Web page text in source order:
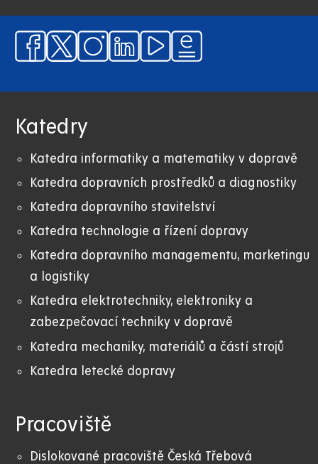
Katedry
Katedra informatiky a matematiky v dopravě
Katedra dopravních prostředků a diagnostiky
Katedra dopravního stavitelství
Katedra technologie a řízení dopravy
Katedra dopravního managementu, marketingu
a logistiky
Katedra elektrotechniky, elektroniky a
zabezpečovací techniky v dopravě
Katedra mechaniky, materiálů a částí strojů
Katedra letecké dopravy
Pracoviště
Dislokované pracoviště Česká Třebová